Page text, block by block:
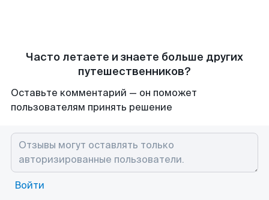
Часто летаете и знаете больше других
путешественников?
Оставьте комментарий — он поможет
пользователям принять решение
Войти